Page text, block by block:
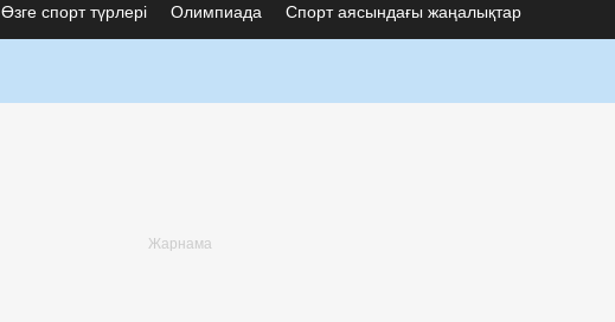
Өзге спорт түрлері Олимпиада Спорт аясындағы жаңалықтар